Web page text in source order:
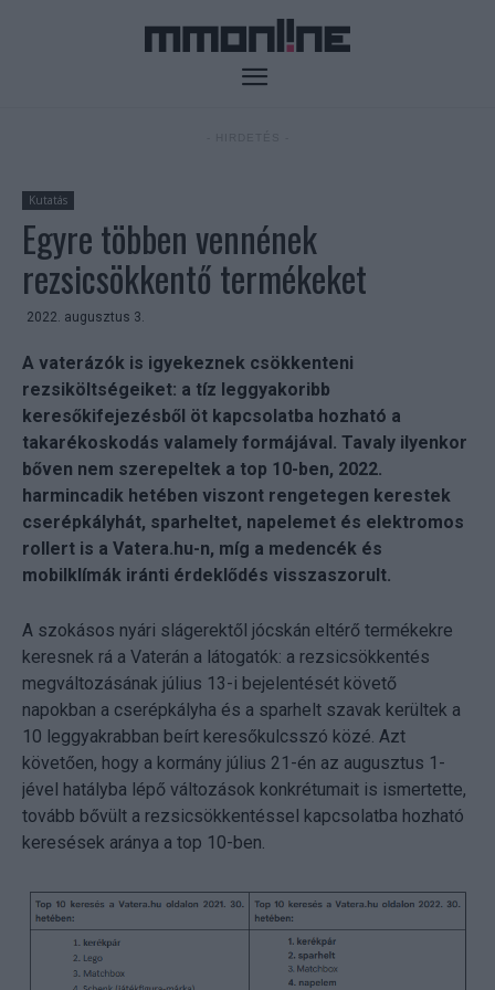
Kutatás
Egyre többen vennének
rezsicsökkentő termékeket
2022. augusztus 3.
A vaterázók is igyekeznek csökkenteni
rezsiköltségeiket: a tíz leggyakoribb
keresőkifejezésből öt kapcsolatba hozható a
takarékoskodás valamely formájával. Tavaly ilyenkor
bőven nem szerepeltek a top 10-ben, 2022.
harmincadik hetében viszont rengetegen kerestek
cserépkályhát, sparheltet, napelemet és elektromos
rollert is a Vatera.hu-n, míg a medencék és
mobilklímák iránti érdeklődés visszaszorult.
A szokásos nyári slágerektől jócskán eltérő termékekre
keresnek rá a Vaterán a látogatók: a rezsicsökkentés
megváltozásának július 13-i bejelentését követő
napokban a cserépkályha és a sparhelt szavak kerültek a
10 leggyakrabban beírt keresőkulcsszó közé. Azt
követően, hogy a kormány július 21-én az augusztus 1-
jével hatályba lépő változások konkrétumait is ismertette,
tovább bővült a rezsicsökkentéssel kapcsolatba hozható
keresések aránya a top 10-ben.